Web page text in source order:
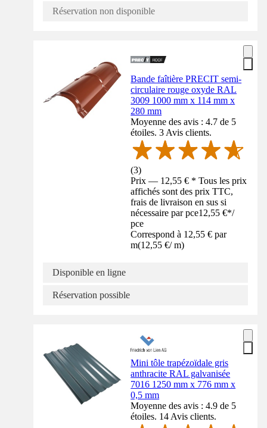
Réservation non disponible
Bande faîtière PRECIT semi-
circulaire rouge oxyde RAL
3009 1000 mm x 114 mm x
280 mm
Moyenne des avis : 4.7 de 5
étoiles. 3 Avis clients.
(3)
Prix — 12,55 € * Tous les prix
affichés sont des prix TTC,
frais de livraison en sus si
nécessaire par pce12,55 €*/
pce
Correspond à 12,55 € par
m(12,55 €/ m)
Disponible en ligne
Réservation possible
Mini tôle trapézoïdale gris
anthracite RAL galvanisée
7016 1250 mm x 776 mm x
0,5 mm
Moyenne des avis : 4.9 de 5
étoiles. 14 Avis clients.